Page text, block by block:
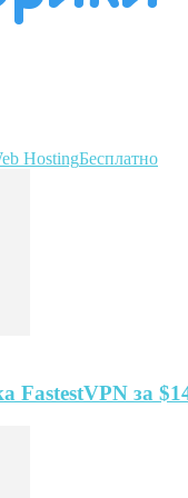
HostingБесплатно
FastestVPN за